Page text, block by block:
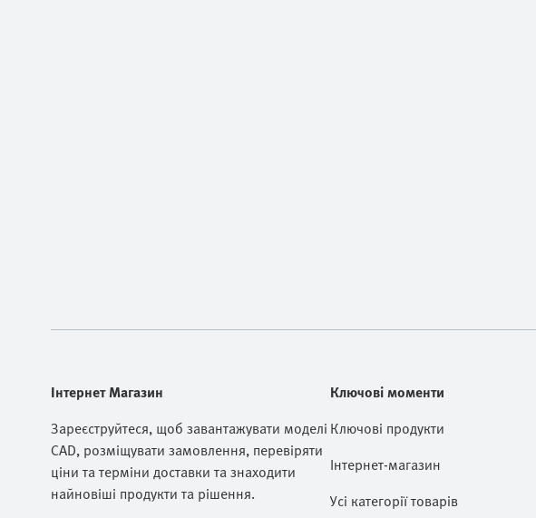
Інтернет Магазин
Зареєструйтеся, щоб завантажувати моделі
CAD, розміщувати замовлення, перевіряти
ціни та терміни доставки та знаходити
найновіші продукти та рішення.
Ключові моменти
Ключові продукти
Інтернет-магазин
Усі категорії товарів